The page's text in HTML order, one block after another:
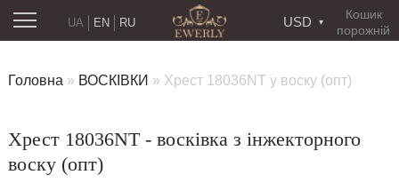
Кошик
порожній
USD
RU
UA EN
Головна » ВОСКІВКИ » Хрест 18036NT у воску (опт)
Хрест 18036NT - восківка з інжекторного
воску (опт)